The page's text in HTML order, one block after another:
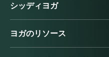
シッディヨガ
ヨガのリソース